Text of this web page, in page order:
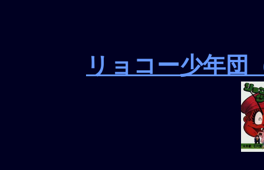
リョコー少年団